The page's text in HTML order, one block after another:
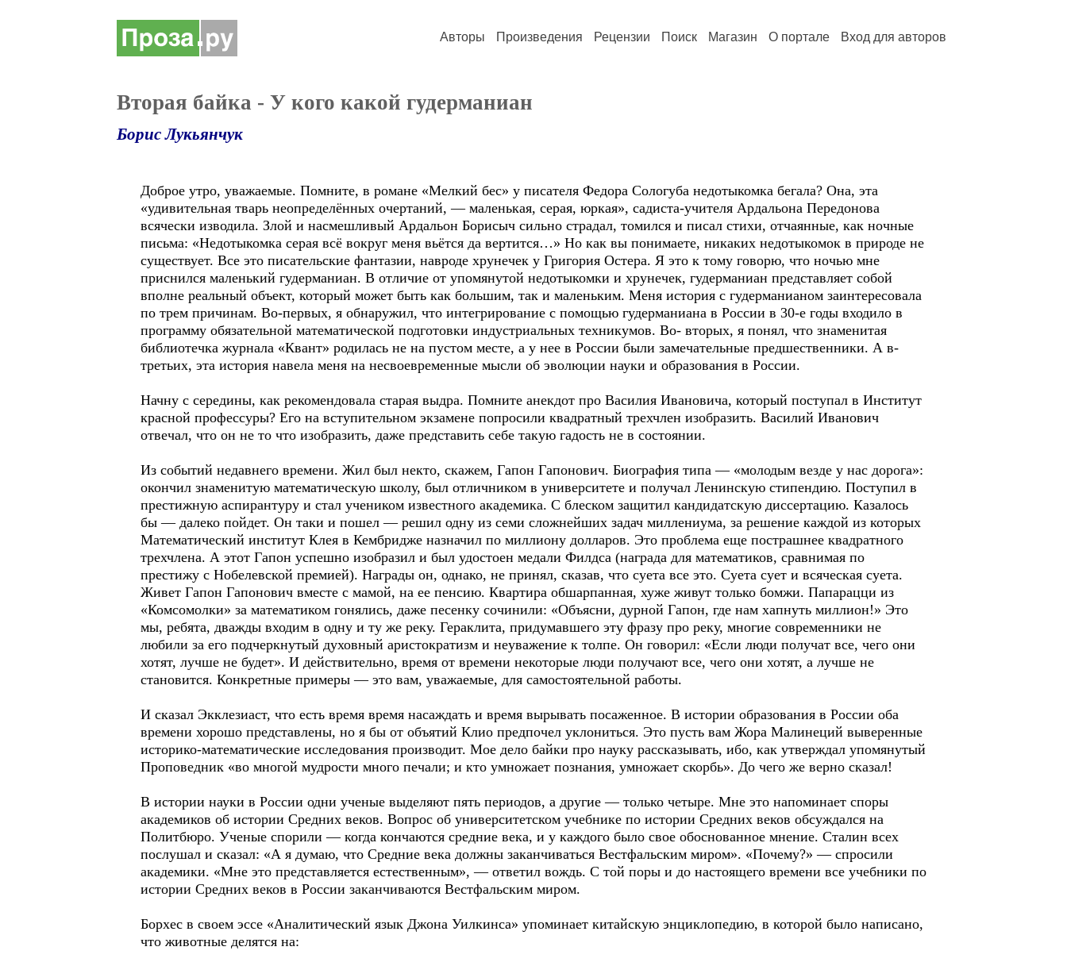
Авторы Произведения Рецензии Поиск Магазин О портале Вход для авторов
Вторая байка - У кого какой гудерманиан
Борис Лукьянчук
Доброе утро, уважаемые. Помните, в романе «Мелкий бес» у писателя Федора Сологуба недотыкомка бегала? Она, эта
«удивительная тварь неопределённых очертаний, — маленькая, серая, юркая», садиста-учителя Ардальона Передонова
всячески изводила. Злой и насмешливый Ардальон Борисыч сильно страдал, томился и писал стихи, отчаянные, как ночные
письма: «Недотыкомка серая всё вокруг меня вьётся да вертится…» Но как вы понимаете, никаких недотыкомок в природе не
существует. Все это писательские фантазии, навроде хрунечек у Григория Остера. Я это к тому говорю, что ночью мне
приснился маленький гудерманиан. В отличие от упомянутой недотыкомки и хрунечек, гудерманиан представляет собой
вполне реальный объект, который может быть как большим, так и маленьким. Меня история с гудерманианом заинтересовала
по трем причинам. Во-первых, я обнаружил, что интегрирование с помощью гудерманиана в России в 30-е годы входило в
программу обязательной математической подготовки индустриальных техникумов. Во- вторых, я понял, что знаменитая
библиотечка журнала «Квант» родилась не на пустом месте, а у нее в России были замечательные предшественники. А в-
третьих, эта история навела меня на несвоевременные мысли об эволюции науки и образования в России.
Начну с середины, как рекомендовала старая выдра. Помните анекдот про Василия Ивановича, который поступал в Институт
красной профессуры? Его на вступительном экзамене попросили квадратный трехчлен изобразить. Василий Иванович
отвечал, что он не то что изобразить, даже представить себе такую гадость не в состоянии.
Из событий недавнего времени. Жил был некто, скажем, Гапон Гапонович. Биография типа — «молодым везде у нас дорога»:
окончил знаменитую математическую школу, был отличником в университете и получал Ленинскую стипендию. Поступил в
престижную аспирантуру и стал учеником известного академика. С блеском защитил кандидатскую диссертацию. Казалось
бы — далеко пойдет. Он таки и пошел — решил одну из семи сложнейших задач миллениума, за решение каждой из которых
Математический институт Клея в Кембридже назначил по миллиону долларов. Это проблема еще пострашнее квадратного
трехчлена. А этот Гапон успешно изобразил и был удостоен медали Филдса (награда для математиков, сравнимая по
престижу с Нобелевской премией). Награды он, однако, не принял, сказав, что суета все это. Суета сует и всяческая суета.
Живет Гапон Гапонович вместе с мамой, на ее пенсию. Квартира обшарпанная, хуже живут только бомжи. Папарацци из
«Комсомолки» за математиком гонялись, даже песенку сочинили: «Объясни, дурной Гапон, где нам хапнуть миллион!» Это
мы, ребята, дважды входим в одну и ту же реку. Гераклита, придумавшего эту фразу про реку, многие современники не
любили за его подчеркнутый духовный аристократизм и неуважение к толпе. Он говорил: «Если люди получат все, чего они
хотят, лучше не будет». И действительно, время от времени некоторые люди получают все, чего они хотят, а лучше не
становится. Конкретные примеры — это вам, уважаемые, для самостоятельной работы.
И сказал Экклезиаст, что есть время время насаждать и время вырывать посаженное. В истории образования в России оба
времени хорошо представлены, но я бы от объятий Клио предпочел уклониться. Это пусть вам Жора Малинеций выверенные
историко-математические исследования производит. Мое дело байки про науку рассказывать, ибо, как утверждал упомянутый
Проповедник «во многой мудрости много печали; и кто умножает познания, умножает скорбь». До чего же верно сказал!
В истории науки в России одни ученые выделяют пять периодов, а другие — только четыре. Мне это напоминает споры
академиков об истории Средних веков. Вопрос об университетском учебнике по истории Средних веков обсуждался на
Политбюро. Ученые спорили — когда кончаются средние века, и у каждого было свое обоснованное мнение. Сталин всех
послушал и сказал: «А я думаю, что Средние века должны заканчиваться Вестфальским миром». «Почему?» — спросили
академики. «Мне это представляется естественным», — ответил вождь. С той поры и до настоящего времени все учебники по
истории Средних веков в России заканчиваются Вестфальским миром.
Борхес в своем эссе «Аналитический язык Джона Уилкинса» упоминает китайскую энциклопедию, в которой было написано,
что животные делятся на: